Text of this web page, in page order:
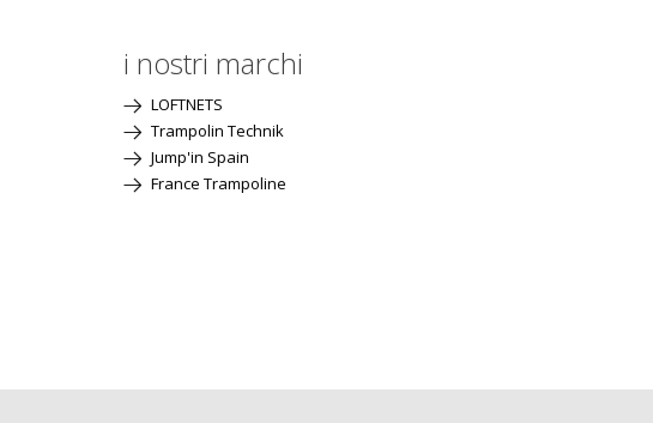
i nostri marchi
LOFTNETS
Trampolin Technik
Jump'in Spain
France Trampoline